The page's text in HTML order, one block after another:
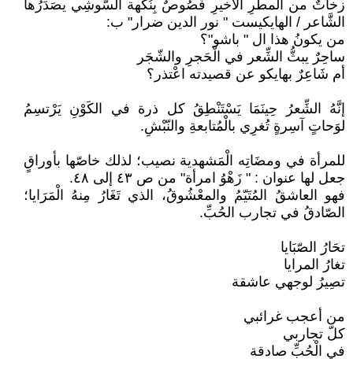
زخاتٌ من المطرِ الأخيرِ فُصُوصٌ بِنُكهة السُّوشِي يصَدِّرُها
الشَّاعر / الهايكيست " نور الدين ضرار" ب:
من يكونُ هذا ال " باشو"؟
ساحِرٌ يبثُّ الشِّعر في الْحَجرِ والشّجَر
أم شَاعِرٌ بهايكو عن قصيدته اعْتذر؟
إنَّهُ الشِّعرُ حِينَمَا يَسْتَنْطِقُ كل ذرة في الكَوْنِ يَرْتسِمُ
لوَحاتٍ آسِرةٍ تُغرِي بالْمُتابعةِ والنّبْشِ.
للمرأة في ومضَاتِه الْمَشهدية نصيب؛ لذلك خاصّها بأوراقٍ
جعل لها عنوان : " زَهْوُ امرأة" من ص ٤٣ إلى ٤٨.
فهو العاشقُ المُتَيّمُ والمعْشُوقُ، الذي تَغَارُ مِنهُ الْمَرَايا؛
الصّادقُ في تجارب الحُبِّ.
تحَارُ الصّبَايا
تغارُ المرايا
تصِيرُ لوجهي عاشقة
من أعجب غرائبي
كلّ تجاربي
في الْحُبِّ صادقة